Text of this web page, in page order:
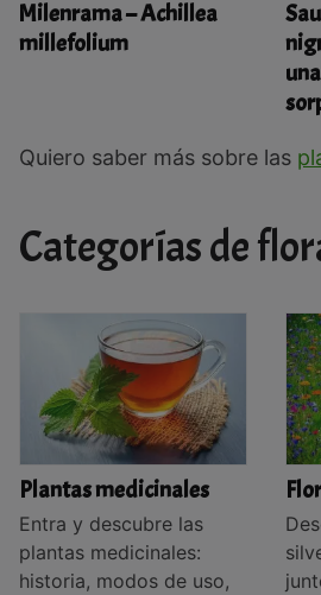
Milenrama – Achillea
millefolium
Quiero saber más sobre las
Categorías de
Plantas medicinales
Entra y descubre las
plantas medicinales:
historia, modos de uso,